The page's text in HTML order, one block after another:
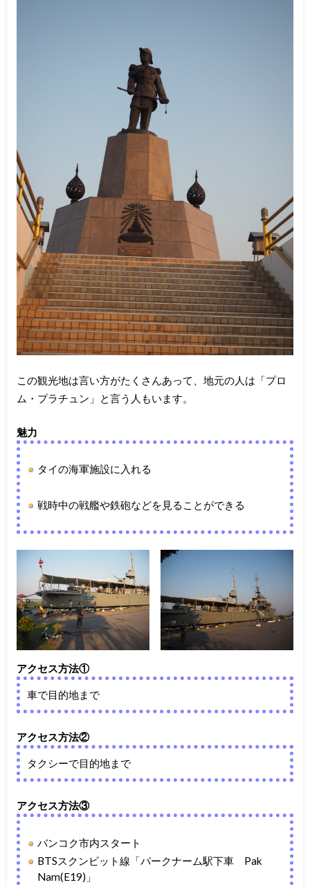
この観光地は言い方がたくさんあって、地元の人は「プロ
ム・プラチュン」と言う人もいます。
魅力
タイの海軍施設に入れる
戦時中の戦艦や鉄砲などを見ることができる
アクセス方法①
車で目的地まで
アクセス方法②
タクシーで目的地まで
アクセス方法③
バンコク市内スタート
BTSスクンビット線「パークナーム駅下車 Pak
Nam(E19)」